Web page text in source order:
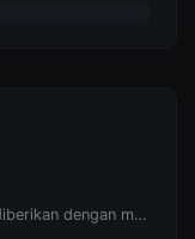
Menghapus semua emoji dari teks yang diberikan dengan mudah.